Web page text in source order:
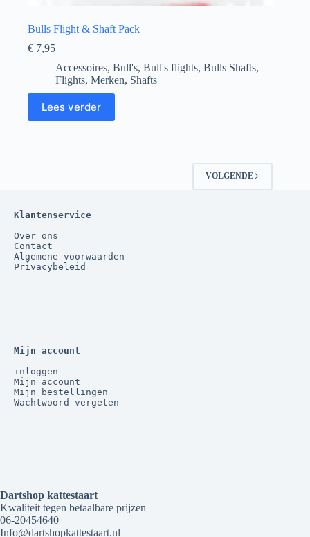
Bulls Flight & Shaft Pack
€ 7,95
Accessoires, Bull's, Bull's flights, Bulls Shafts,
Flights, Merken, Shafts
Lees verder
VOLGENDE
Klantenservice
Over ons
Contact
Algemene voorwaarden
Privacybeleid
Mijn account
inloggen
Mijn account
Mijn bestellingen
Wachtwoord vergeten
Dartshop kattestaart
Kwaliteit tegen betaalbare prijzen
06-20454640
Info@dartshopkattestaart.nl